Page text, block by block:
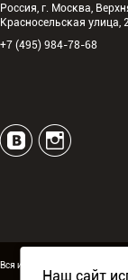
Россия, г. Москва,
Красносельская улица,
+7 (495) 984-78-68
Вся информация,
Наш сайт